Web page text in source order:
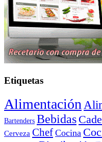
Etiquetas
Alimentación
Bartenders Bebidas
Cerveza Chef Cocina